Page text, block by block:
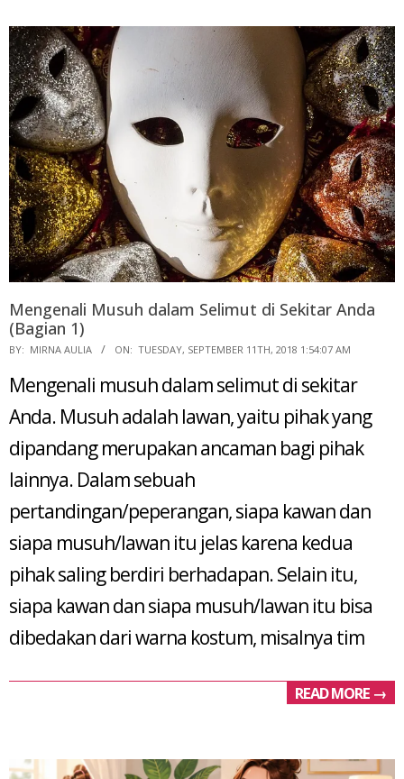
Mengenali Musuh dalam Selimut di Sekitar Anda
(Bagian 1)
2018-
11
BY: MIRNA AULIA ON: TUESDAY, SEPTEMBER 11TH, 2018 1:54:07 AM
Mengenali musuh dalam selimut di sekitar
Anda. Musuh adalah lawan, yaitu pihak yang
dipandang merupakan ancaman bagi pihak
lainnya. Dalam sebuah
pertandingan/peperangan, siapa kawan dan
siapa musuh/lawan itu jelas karena kedua
pihak saling berdiri berhadapan. Selain itu,
siapa kawan dan siapa musuh/lawan itu bisa
dibedakan dari warna kostum, misalnya tim
READ MORE →